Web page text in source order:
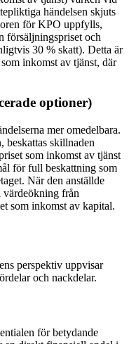
händelsen skjuts
för KPO uppfylls,
försäljningspriset och
30 % skatt). Detta är
inkomst av tjänst, där
optioner)
mer omedelbara.
beskattas skillnaden
som inkomst av tjänst
för full beskattning som
När den anställde
värdeökning från
som inkomst av kapital.
perspektiv uppvisar
och nackdelar.
för betydande